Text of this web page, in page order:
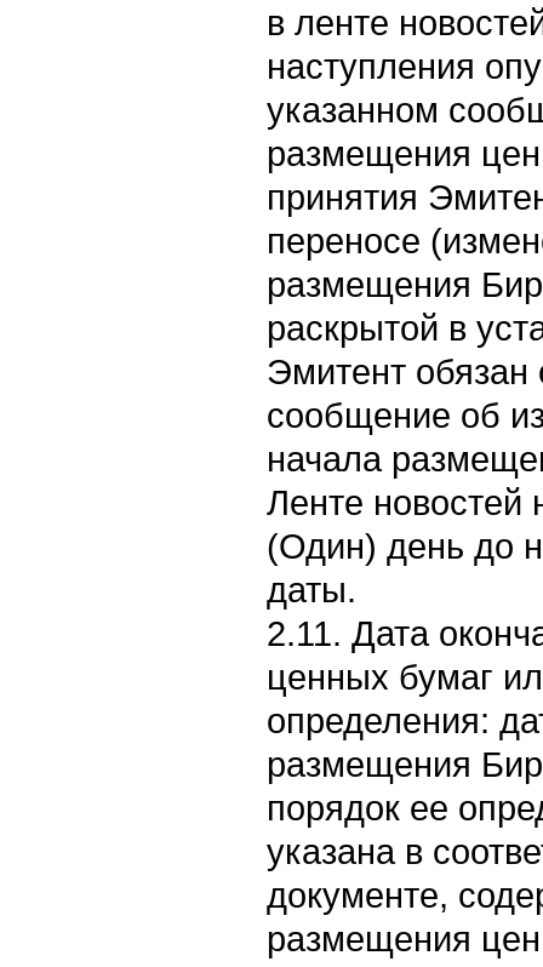
в ленте
наступления
указанном
размещения
принятия
переносе
размещения
раскрытой в
Эмитент обязан
сообщение об
начала
Ленте новостей
(Один) день до
даты.
2.11. Дата
ценных бумаг
определения:
размещения
порядок ее
указана в
документе,
размещения